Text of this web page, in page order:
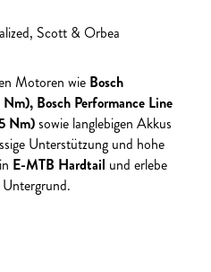
Scott & Orbea
Motoren wie Bosch
Bosch Performance Line
Nm)sowie langlebigen Akkus
Unterstützung und hohe
E-MTB Hardtail und erlebe